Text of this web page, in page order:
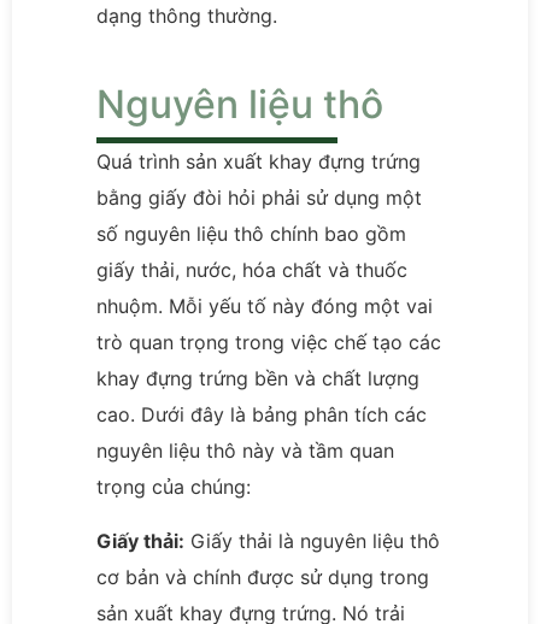
dạng thông thường.
Nguyên liệu thô
Quá trình sản xuất khay đựng trứng
bằng giấy đòi hỏi phải sử dụng một
số nguyên liệu thô chính bao gồm
giấy thải, nước, hóa chất và thuốc
nhuộm. Mỗi yếu tố này đóng một vai
trò quan trọng trong việc chế tạo các
khay đựng trứng bền và chất lượng
cao. Dưới đây là bảng phân tích các
nguyên liệu thô này và tầm quan
trọng của chúng:
Giấy thải: Giấy thải là nguyên liệu thô
cơ bản và chính được sử dụng trong
sản xuất khay đựng trứng. Nó trải